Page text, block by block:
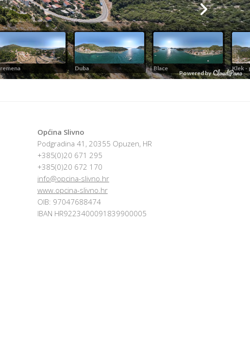
Općina Slivno
Podgradina 41, 20355 Opuzen, HR
+385(0)20 671 295
+385(0)20 672 170
info@opcina-slivno.hr
www.opcina-slivno.hr
OIB: 97047688474
IBAN HR9223400091839900005